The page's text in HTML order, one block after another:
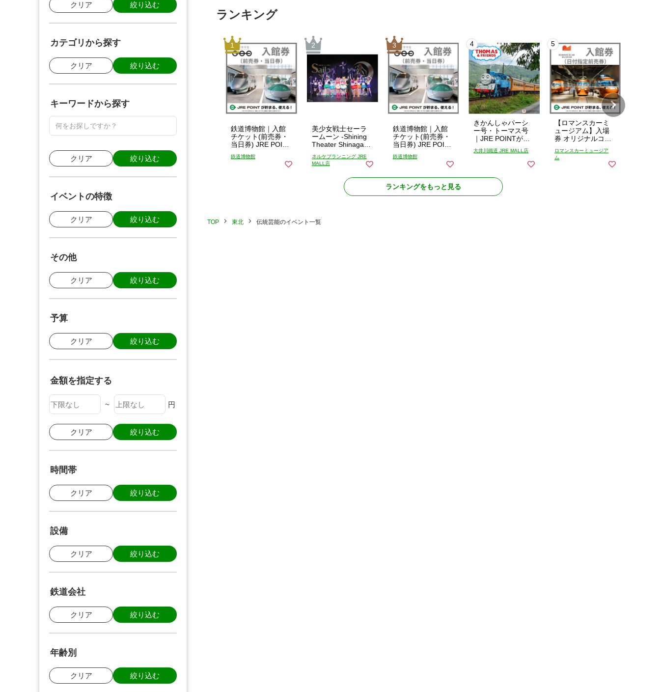
クリア 絞り込む
カテゴリから探す
クリア 絞り込む
キーワードから探す
クリア 絞り込む
イベントの特徴
クリア 絞り込む
その他
クリア 絞り込む
予算
クリア 絞り込む
金額を指定する
~ 円
クリア 絞り込む
時間帯
クリア 絞り込む
設備
クリア 絞り込む
鉄道会社
クリア 絞り込む
年齢別
クリア 絞り込む
ランキング
鉄道博物館｜入館
チケット(前売券・
当日券) JRE POINT
が使える貯まる！
前売り入館券（日
鉄道博物館
美少女戦士セーラ
ームーン -Shining
Theater Shinagawa
Tokyo- 【第2期】当
日引換券
ネルケプランニング JRE
MALL店
鉄道博物館｜入館
チケット(前売券・
当日券) JRE POINT
が使える貯まる！
当日入館券
鉄道博物館
きかんしゃパーシ
ー号・トーマス号
｜JRE POINTが使
える！貯まる！
【9/23まで限定】
きかんしゃトーマ
リープラン
大井川鐵道 JRE MALL店
【ロマンスカーミ
ュージアム】入場
券 オリジナルコラ
日購入可能 入館チ
ケット
ロマンスカーミュージア
ム
ランキングをもっと見る
TOP 東北 伝統芸能のイベント一覧